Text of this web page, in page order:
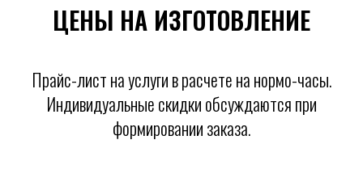
ЦЕНЫ НА ИЗГОТОВЛЕНИЕ
Прайс-лист на услуги в расчете на нормо-часы.
Индивидуальные скидки обсуждаются при
формировании заказа.